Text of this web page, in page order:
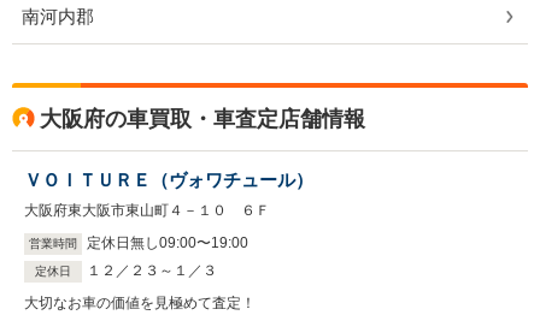
南河内郡
大阪府の車買取・車査定店舗情報
ＶＯＩＴＵＲＥ（ヴォワチュール）
大阪府東大阪市東山町４－１０ ６Ｆ
営業時間 定休日無し09:00〜19:00
定休日
１２／２３～１／３
大切なお車の価値を見極めて査定！